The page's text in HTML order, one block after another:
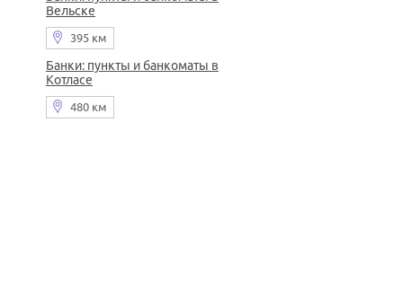
Вельске
395 км
Банки: пункты и банкоматы в
Котласе
480 км